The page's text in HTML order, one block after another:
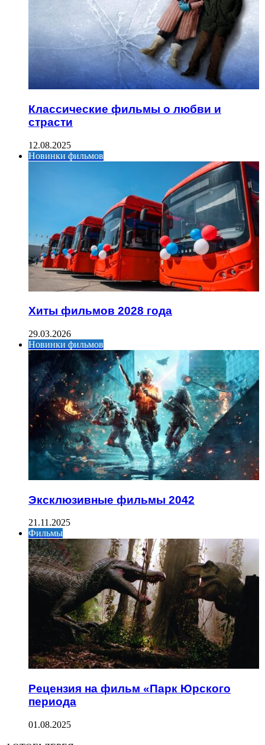
Классические фильмы о любви и
страсти
12.08.2025
Новинки фильмов
Хиты фильмов 2028 года
29.03.2026
Новинки фильмов
Эксклюзивные фильмы 2042
21.11.2025
Фильмы
Рецензия на фильм «Парк Юрского
периода
01.08.2025